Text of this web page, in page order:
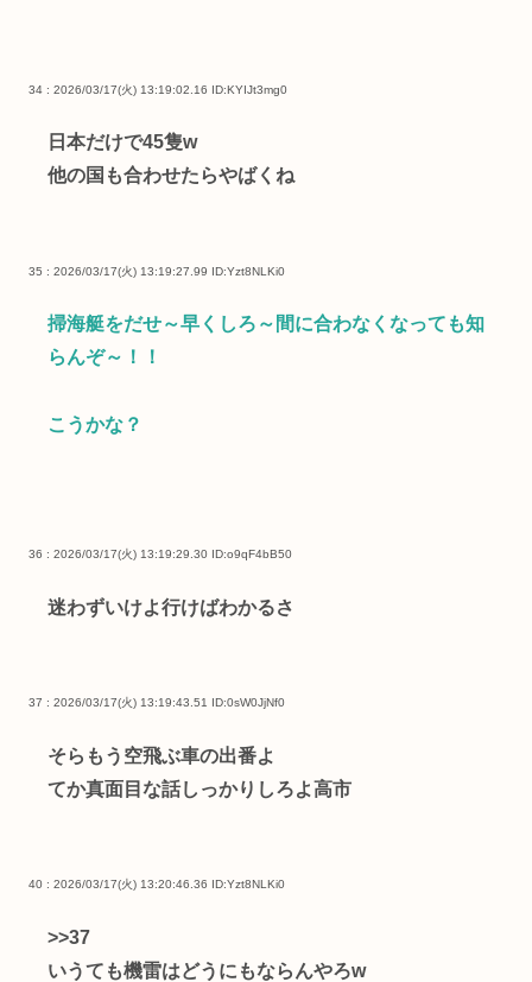
34 : 2026/03/17(火) 13:19:02.16 ID:KYIJt3mg0
日本だけで45隻w
他の国も合わせたらやばくね
35 : 2026/03/17(火) 13:19:27.99 ID:Yzt8NLKi0
掃海艇をだせ～早くしろ～間に合わなくなっても知
らんぞ～！！
こうかな？
36 : 2026/03/17(火) 13:19:29.30 ID:o9qF4bB50
迷わずいけよ行けばわかるさ
37 : 2026/03/17(火) 13:19:43.51 ID:0sW0JjNf0
そらもう空飛ぶ車の出番よ
てか真面目な話しっかりしろよ高市
40 : 2026/03/17(火) 13:20:46.36 ID:Yzt8NLKi0
>>37
いうても機雷はどうにもならんやろw